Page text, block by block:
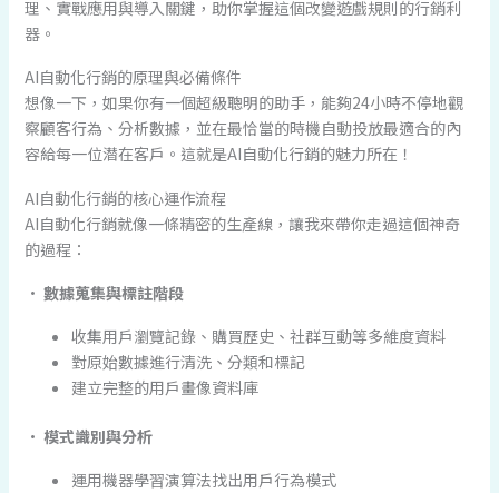
理、實戰應用與導入關鍵，助你掌握這個改變遊戲規則的行銷利
器。
AI自動化行銷的原理與必備條件
想像一下，如果你有一個超級聰明的助手，能夠24小時不停地觀
察顧客行為、分析數據，並在最恰當的時機自動投放最適合的內
容給每一位潜在客戶。這就是AI自動化行銷的魅力所在！
AI自動化行銷的核心運作流程
AI自動化行銷就像一條精密的生產線，讓我來帶你走過這個神奇
的過程：
• 數據蒐集與標註階段
收集用戶瀏覽記錄、購買歷史、社群互動等多維度資料
對原始數據進行清洗、分類和標記
建立完整的用戶畫像資料庫
• 模式識別與分析
運用機器學習演算法找出用戶行為模式